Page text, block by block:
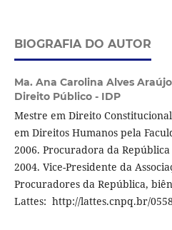
BIOGRAFIA DO AUTOR
Ma. Ana Carolina Alves
Direito Público - IDP
Mestre em Direito
em Direitos Humanos pela
2006. Procuradora da
2004. Vice-Presidente da
Procuradores da República,
Lattes: http://lattes.cnpq.br/